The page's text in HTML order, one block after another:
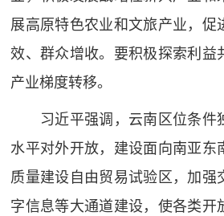
展高原特色农业和文旅产业，促
效、群众增收。要积极探索利益
产业梯度转移。
习近平强调，云南区位条件
水平对外开放，建设面向南亚东
质量建设自由贸易试验区，加强
字信息等大通道建设，使各类开